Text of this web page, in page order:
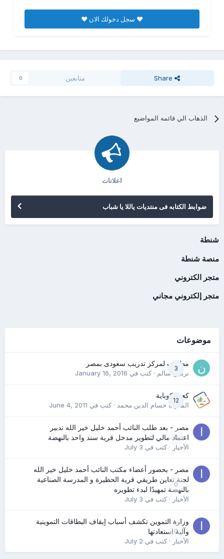
♥ سجل دخولك الان ♥
Share متابعين 0
الذهاب الي قائمه المواضيع
اعلانات
ضوابط الكتابه فى منتديات ياللا يا شباب
شنطة
منصة شنطة
متجر الكتروني
متجر إلكتروني مجاني
موضوعات
3
مطلوب لمركز تدريب سعودى بمصر
نرمين سالم· كتب في January 16, 2016
12
كعب كوباية
المدرب حسام الدين محمد· كتب في June 4, 2011
0
مصر - بعد طلب النائب أحمد خليل خير الله تدبير
اعتماد مالي لتطوير مدخل قرية سند واحد بالنهضة
الأخبار· كتب في July 3
0
مصر - بحضور أعضاء مكتب النائب أحمد خليل خير الله
لجنة تعاين طريقي قرية الحظيرة و المدرسة الصناعية
بالنهضة تمهيدًا لبدء تطويره
الأخبار· كتب في July 3
0
وزارة التموين تكشف أسباب إيقاف البطاقات التموينية
وآلية استعادتها
الأخبار· كتب في July 2